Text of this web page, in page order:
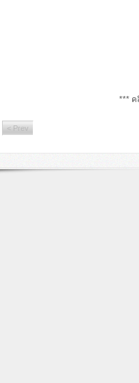
*** ค
< Prev